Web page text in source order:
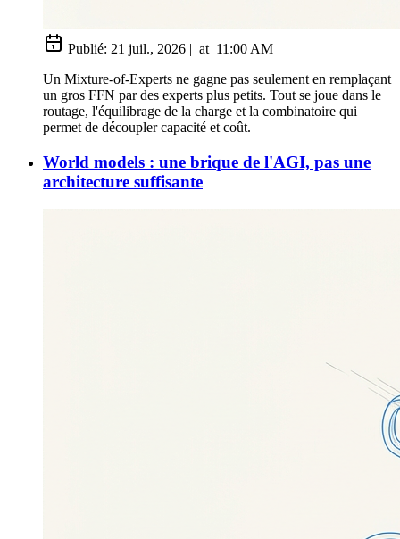
Publié: 21 juil., 2026 | at 11:00 AM
Un Mixture-of-Experts ne gagne pas seulement en remplaçant
un gros FFN par des experts plus petits. Tout se joue dans le
routage, l'équilibrage de la charge et la combinatoire qui
permet de découpler capacité et coût.
World models : une brique de l'AGI, pas une
architecture suffisante